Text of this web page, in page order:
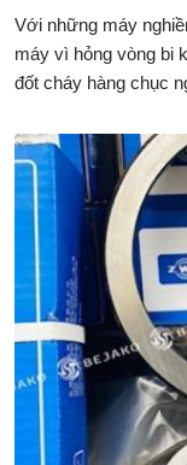
Với những máy
máy vì hỏng vòng bi
đốt cháy hàng chục